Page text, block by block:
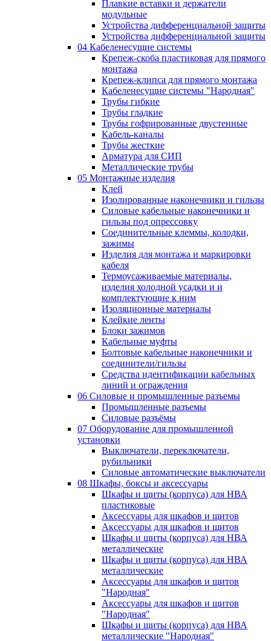
Плавкие вставки и держатели
модульные
Устройства дифференциальной защиты
Устройства дифференциальной защиты
04 Кабеленесущие системы
Крепеж-скоба пластиковая для прямого
монтажа
Крепеж-клипса для прямого монтажа
Кабеленесущие системы "Народная"
Трубы гибкие
Трубы гладкие
Трубы гофрированные двустенные
Кабель-каналы
Трубы жесткие
Арматура для СИП
Металлические трубы
05 Монтажные изделия
Клей
Изолированные наконечники и гильзы
Силовые кабельные наконечники и
гильзы под опрессовку
Соединительные клеммы, колодки,
зажимы
Изделия для монтажа и маркировки
кабеля
Термоусаживаемые материалы,
изделия холодной усадки и и
комплектующие к ним
Изоляционные материалы
Клейкие ленты
Блоки зажимов
Кабельные муфты
Болтовые кабельные наконечники и
соединители/гильзы
Средства идентификации кабельных
линий и ограждения
06 Силовые и промышленные разъемы
Промышленные разъемы
Силовые разъёмы
07 Оборудование для промышленной
установки
Выключатели, переключатели,
рубильники
Силовые автоматические выключатели
08 Шкафы, боксы и аксессуары
Шкафы и щиты (корпуса) для НВА
пластиковые
Аксессуары для шкафов и щитов
Аксессуары для шкафов и щитов
Шкафы и щиты (корпуса) для НВА
металлические
Шкафы и щиты (корпуса) для НВА
металлические
Аксессуары для шкафов и щитов
"Народная"
Аксессуары для шкафов и щитов
"Народная"
Шкафы и щиты (корпуса) для НВА
металлические "Народная"